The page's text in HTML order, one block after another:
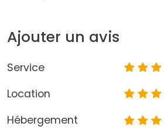
Ajouter un avis
Service
Location
Hébergement